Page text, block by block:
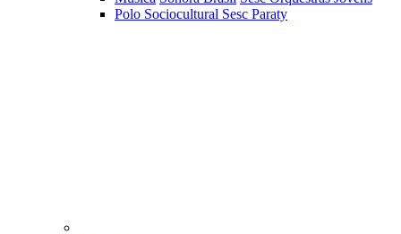
Polo Sociocultural Sesc Paraty